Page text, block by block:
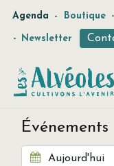
Agenda - Boutique -
- Newsletter
Événements
Aujourd'hui